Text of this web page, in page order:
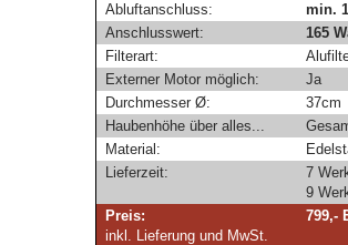
Abluftanschluss:
min.
Anschlusswert:
165
Filterart:
Externer Motor möglich:
Ja
Durchmesser Ø:
37cm
Haubenhöhe über alles...
Material:
Lieferzeit:
7
9
Preis:
inkl. Lieferung und MwSt.
799,-